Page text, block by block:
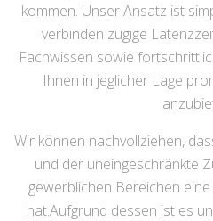
kommen. Unser Ansatz ist
verbinden zügige
Fachwissen sowie
Ihnen in jeglicher Lage
Wir können nachvollziehen,
und der uneingeschränkte
gewerblichen Bereichen
hat.Aufgrund dessen ist es